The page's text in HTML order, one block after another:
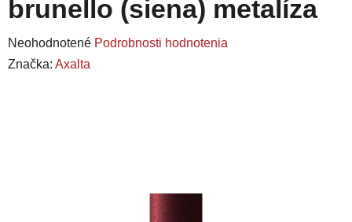
brunello (siena) metalíza
Priemerné
hodnotenie
Neohodnotené Podrobnosti hodnotenia
Značka: Axalta